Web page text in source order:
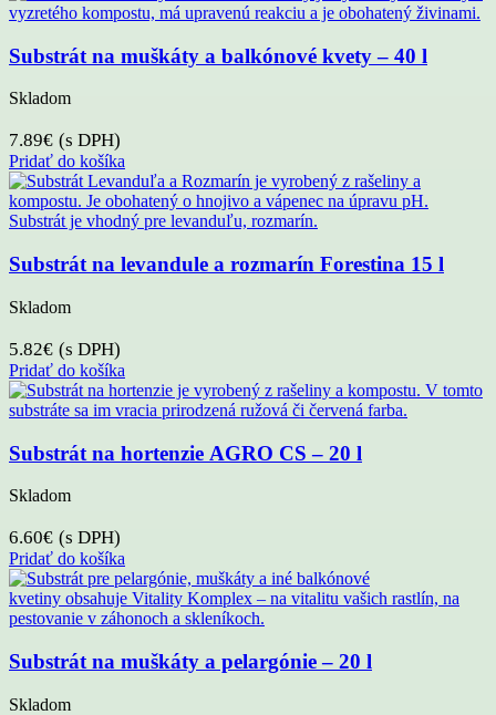
Substrát na muškáty a balkónové kvety – 40 l
Skladom
7.89€ (s DPH)
Pridať do košíka
Substrát na levandule a rozmarín Forestina 15 l
Skladom
5.82€ (s DPH)
Pridať do košíka
Substrát na hortenzie AGRO CS – 20 l
Skladom
6.60€ (s DPH)
Pridať do košíka
Substrát na muškáty a pelargónie – 20 l
Skladom